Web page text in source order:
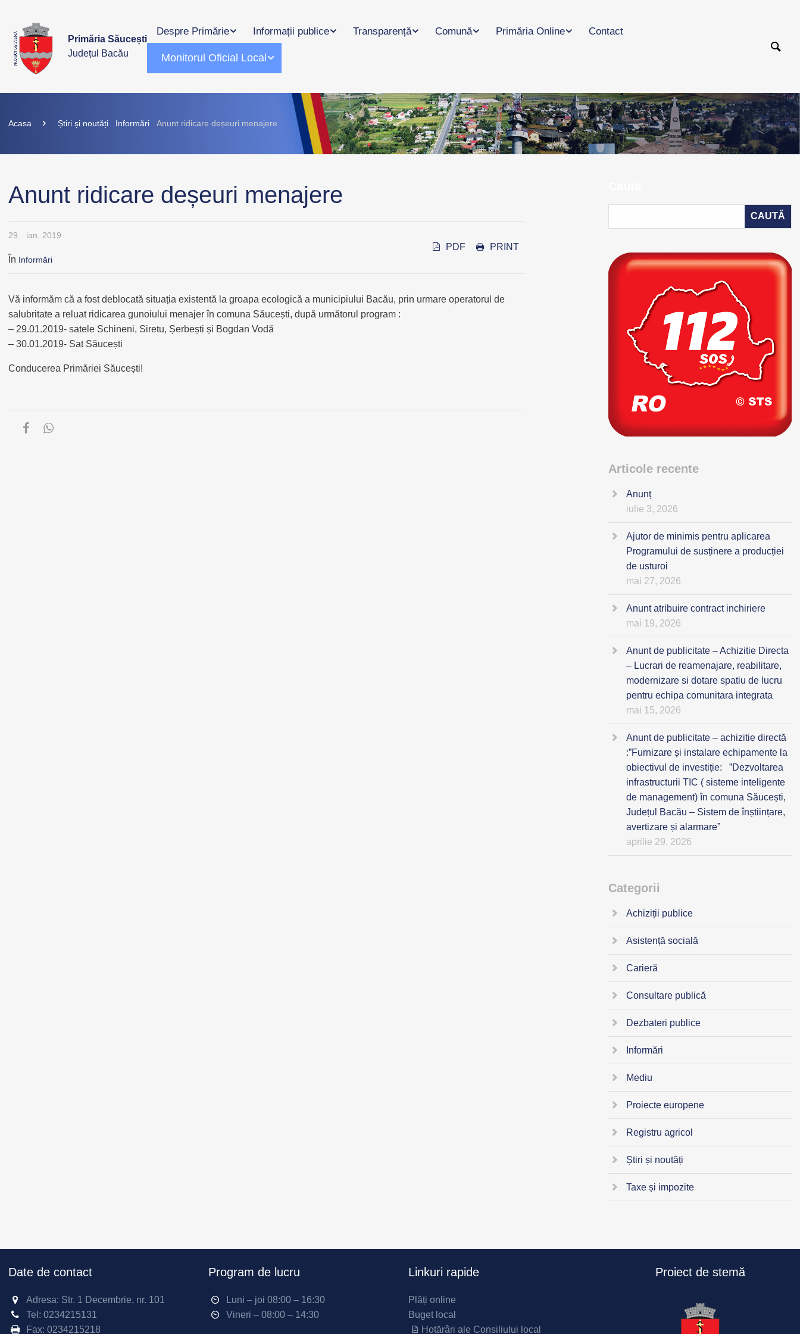
Primăria Săucești
Județul Bacău
Despre Primărie Informații publice Transparență Comună Primăria Online Contact
Monitorul Oficial Local
Acasa Știri și noutăți Informări Anunt ridicare deșeuri menajere
Anunt ridicare deșeuri menajere
29 ian. 2019
În Informări
PDF PRINT
Vă informăm că a fost deblocată situația existentă la groapa ecologică a municipiului Bacău, prin urmare operatorul de
salubritate a reluat ridicarea gunoiului menajer în comuna Săucești, după următorul program :
– 29.01.2019- satele Schineni, Siretu, Șerbești și Bogdan Vodă
– 30.01.2019- Sat Săucești
Conducerea Primăriei Săucești!
Articole recente
Anunț
iulie 3, 2026
Ajutor de minimis pentru aplicarea
Programului de susținere a producției
de usturoi
mai 27, 2026
Anunt atribuire contract inchiriere
mai 19, 2026
Anunt de publicitate – Achizitie Directa
– Lucrari de reamenajare, reabilitare,
modernizare si dotare spatiu de lucru
pentru echipa comunitara integrata
mai 15, 2026
Anunt de publicitate – achizitie directă
:”Furnizare și instalare echipamente la
obiectivul de investiție: ”Dezvoltarea
infrastructurii TIC ( sisteme inteligente
de management) în comuna Săucești,
Județul Bacău – Sistem de înștiințare,
avertizare și alarmare”
aprilie 29, 2026
Categorii
Achiziții publice
Asistență socială
Carieră
Consultare publică
Dezbateri publice
Informări
Mediu
Proiecte europene
Registru agricol
Știri și noutăți
Taxe și impozite
Date de contact
Adresa: Str. 1 Decembrie, nr. 101
Tel: 0234215131
Fax: 0234215218
Program de lucru
Luni – joi 08:00 – 16:30
Vineri – 08:00 – 14:30
Linkuri rapide
Plăți online
Buget local
Hotărâri ale Consiliului local
Proiect de stemă